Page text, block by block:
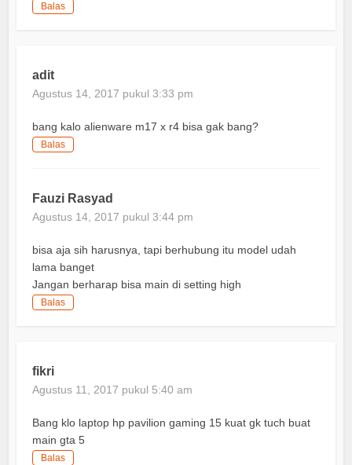
Balas
adit
Agustus 14, 2017 pukul 3:33 pm
bang kalo alienware m17 x r4 bisa gak bang?
Balas
Fauzi Rasyad
Agustus 14, 2017 pukul 3:44 pm
bisa aja sih harusnya, tapi berhubung itu model udah
lama banget
Jangan berharap bisa main di setting high
Balas
fikri
Agustus 11, 2017 pukul 5:40 am
Bang klo laptop hp pavilion gaming 15 kuat gk tuch buat
main gta 5
Balas